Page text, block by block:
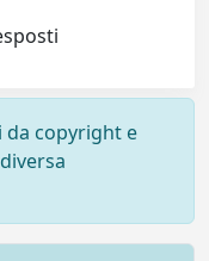
da copyright e